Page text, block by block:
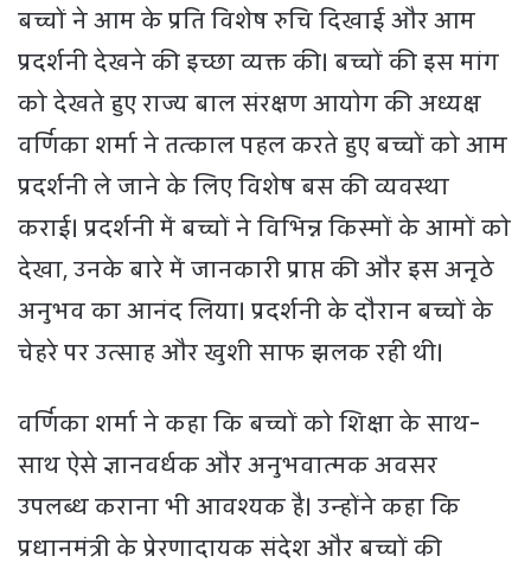
बच्चों ने आम के प्रति विशेष रुचि दिखाई और आम
प्रदर्शनी देखने की इच्छा व्यक्त की। बच्चों की इस मांग
को देखते हुए राज्य बाल संरक्षण आयोग की अध्यक्ष
वर्णिका शर्मा ने तत्काल पहल करते हुए बच्चों को आम
प्रदर्शनी ले जाने के लिए विशेष बस की व्यवस्था
कराई। प्रदर्शनी में बच्चों ने विभिन्न किस्मों के आमों को
देखा, उनके बारे में जानकारी प्राप्त की और इस अनूठे
अनुभव का आनंद लिया। प्रदर्शनी के दौरान बच्चों के
चेहरे पर उत्साह और खुशी साफ झलक रही थी।
वर्णिका शर्मा ने कहा कि बच्चों को शिक्षा के साथ-
साथ ऐसे ज्ञानवर्धक और अनुभवात्मक अवसर
उपलब्ध कराना भी आवश्यक है। उन्होंने कहा कि
प्रधानमंत्री के प्रेरणादायक संदेश और बच्चों की